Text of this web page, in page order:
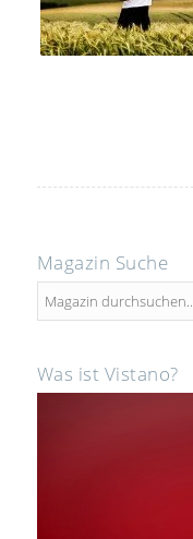
Magazin Suche
Was ist Vistano?